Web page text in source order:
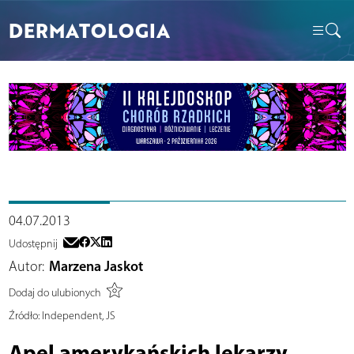
DERMATOLOGIA
04.07.2013
Udostępnij
Autor: Marzena Jaskot
Dodaj do ulubionych
Źródło:Independent, JS